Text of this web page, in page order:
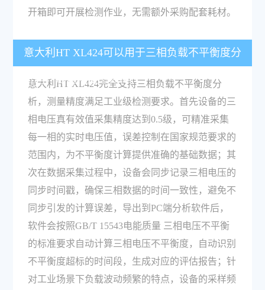
开箱即可开展检测作业，无需额外采购配套耗材。
意大利HT XL424可以用于三相负载不平衡度分
析吗？测量精度怎么样？
意大利HT XL424完全支持三相负载不平衡度分
析，测量精度满足工业级检测要求。首先设备的三
相电压真有效值采集精度达到0.5级，可精准采集
每一相的实时电压值，误差控制在国家规范要求的
范围内，为不平衡度计算提供准确的基础数据；其
次在数据采集过程中，设备会同步记录三相电压的
同步时间戳，确保三相数据的时间一致性，避免不
同步引发的计算误差，导出到PC端分析软件后，
软件会按照GB/T 15543电能质量 三相电压不平衡
的标准要求自动计算三相电压不平衡度，自动识别
不平衡度超标的时间段，生成对应的评估报告；针
对工业场景下负载波动频繁的特点，设备的采样频